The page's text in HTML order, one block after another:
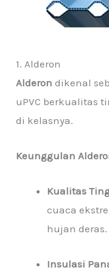
1. Alderon
Alderon dikenal
uPVC berkualitas
di kelasnya.
Keunggulan
Kualitas
cuaca
hujan deras.
Insulasi